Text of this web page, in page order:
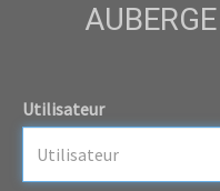
Utilisateur